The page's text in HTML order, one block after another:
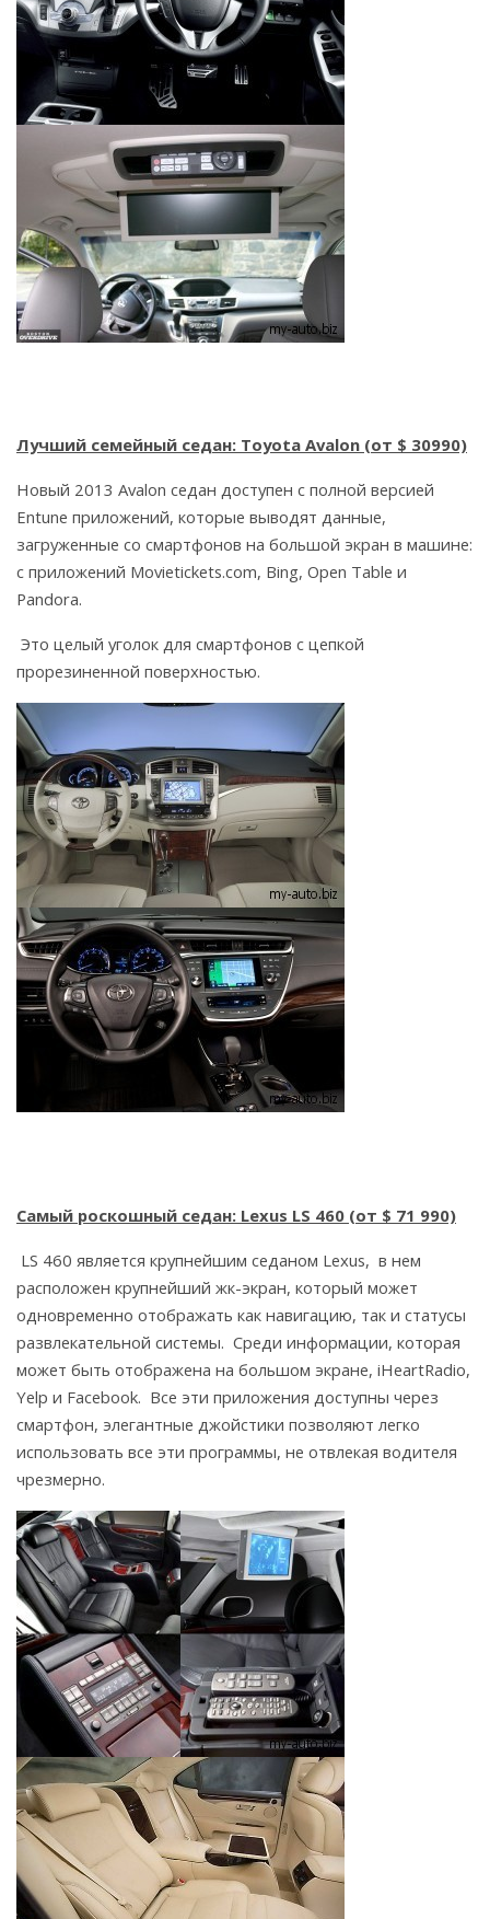
Лучший семейный седан: Toyota Avalon (от $ 30990)
Новый 2013 Avalon седан доступен с полной версией
Entune приложений, которые выводят данные,
загруженные со смартфонов на большой экран в машине:
с приложений Movietickets.com, Bing, Open Table и
Pandora.
Это целый уголок для смартфонов с цепкой
прорезиненной поверхностью.
Самый роскошный седан: Lexus LS 460 (от $ 71 990)
LS 460 является крупнейшим седаном Lexus, в нем
расположен крупнейший жк-экран, который может
одновременно отображать как навигацию, так и статусы
развлекательной системы. Среди информации, которая
может быть отображена на большом экране, iHeartRadio,
Yelp и Facebook. Все эти приложения доступны через
смартфон, элегантные джойстики позволяют легко
использовать все эти программы, не отвлекая водителя
чрезмерно.